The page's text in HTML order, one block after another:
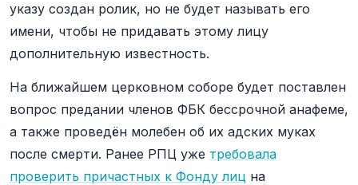
указу создан ролик, но не будет называть его
имени, чтобы не придавать этому лицу
дополнительную известность.
На ближайшем церковном соборе будет поставлен
вопрос предании членов ФБК бессрочной анафеме,
а также проведён молебен об их адских муках
после смерти. Ранее РПЦ уже требовала
проверить причастных к Фонду лиц на